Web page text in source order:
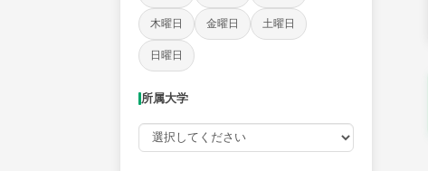
木曜日 金曜日 土曜日
日曜日
所属大学
社会 算数 理科
時給：¥1,000 ～ ¥10,000
授業可能日